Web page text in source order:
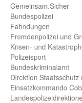
Gemein­sam.Sicher
Bundes­polizei
Fahndungen
Fremdenpolizei und
Krisen- und
Polizeisport
Bundes­kriminal­amt
Direktion
Einsatz­kommando